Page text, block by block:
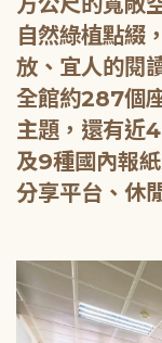
自然綠植點綴
放、宜人的閱
全館約287個
主題，還有近
及9種國內報